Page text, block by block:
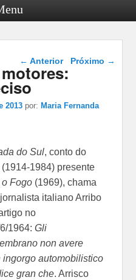
Navegação das
← Anterior Próximo →
2013 por: Maria Fernanda
do Sul, conto do
1984) presente
o Fogo (1969), chama
italiano Arribo
no
1964:Gli
non avere
automobilistico
gran che. Arrisco